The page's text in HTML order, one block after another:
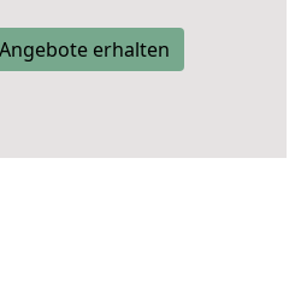
erhalten